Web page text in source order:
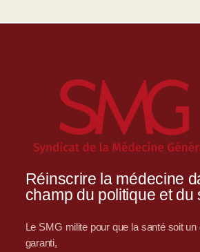
Réinscrire la médecine
champ du politique et du
Le SMG milite pour que la santé soit un
garanti,